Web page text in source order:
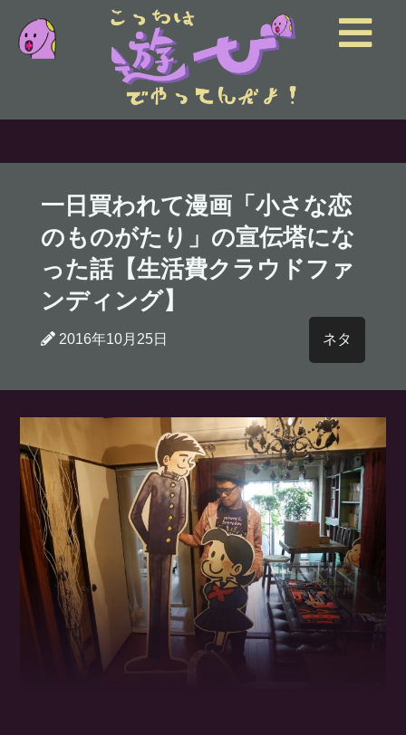
一日買われて漫画「小さな恋
のものがたり」の宣伝塔にな
った話【生活費クラウドファ
ンディング】
2016年10月25日 ネタ